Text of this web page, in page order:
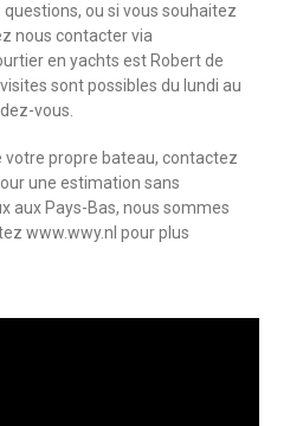
questions, ou si vous souhaitez
nous contacter via
en yachts est Robert de
sont possibles du lundi au
vous.
votre propre bateau, contactez
une estimation sans
aux Pays-Bas, nous sommes
www.wwy.nl pour plus